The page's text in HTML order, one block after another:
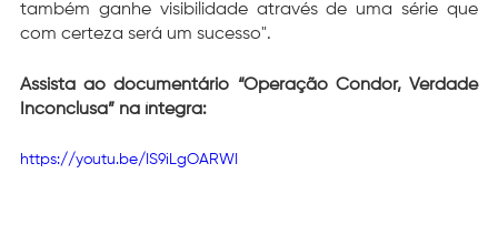
também ganhe visibilidade através de uma série que
com certeza será um sucesso".
Assista ao documentário “Operação Condor, Verdade
Inconclusa” na íntegra:
https://youtu.be/IS9iLgOARWI